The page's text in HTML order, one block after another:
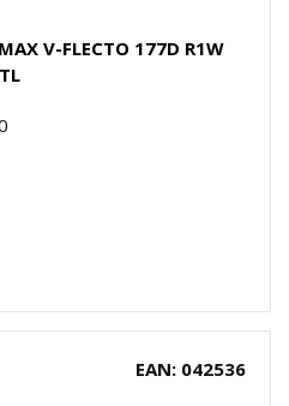
V-FLECTO 177D R1W
EAN: 042536